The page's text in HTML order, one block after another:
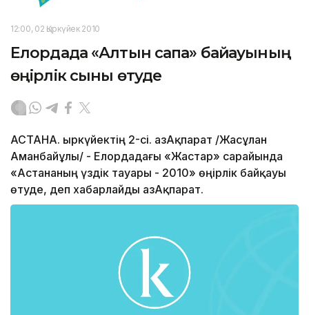
12:00, 02 Қыркүйек 2010
Елордада «Алтын сапа» байқауының
өңірлік сыны өтуде
АСТАНА. Қыркүйектің 2-сі. ҚазАқпарат /Жасұлан
Аманбайұлы/ - Елордадағы «Жастар» сарайында
«Астананың үздік тауары - 2010» өңірлік байқауы
өтуде, деп хабарлайды ҚазАқпарат.